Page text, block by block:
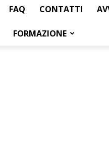
Federazione
FAQ CONTATTI
FORMAZIONE